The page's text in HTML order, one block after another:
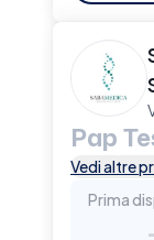
Pap
Vedi altre
Prima